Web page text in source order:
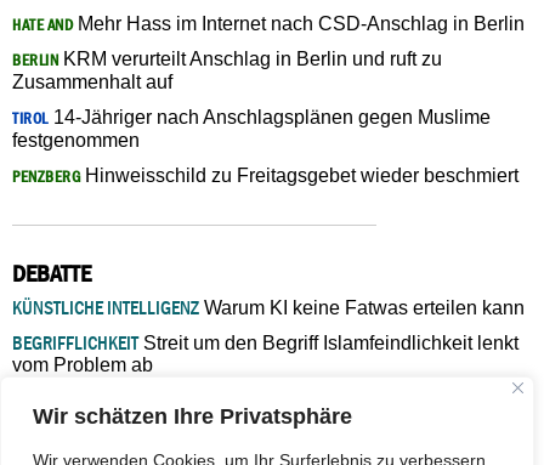
Wir schätzen Ihre Privatsphäre
Wir verwenden Cookies, um Ihr Surferlebnis zu verbessern,
HATE ANDMehr Hass im Internet nach CSD-Anschlag in Berlin
BERLIN KRM verurteilt Anschlag in Berlin und ruft zu
Zusammenhalt auf
TIROL14-Jähriger nach Anschlagsplänen gegen Muslime
festgenommen
PENZBERGHinweisschild zu Freitagsgebet wieder beschmiert
DEBATTE
KÜNSTLICHE INTELLIGENZ Warum KI keine Fatwas erteilen kann
BEGRIFFLICHKEITStreit um den Begriff Islamfeindlichkeit lenkt
vom Problem ab
Verantwortung bleibt“
ISLAMISCHE FAKULTÄT IN MÜNSTEREine kritische Schwelle für